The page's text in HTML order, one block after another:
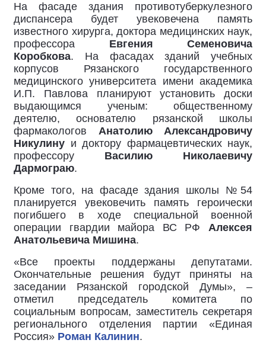
На фасаде здания противотуберкулезного
диспансера будет увековечена память
известного хирурга, доктора медицинских наук,
профессора Евгения Семеновича
Коробкова. На фасадах зданий учебных
корпусов Рязанского государственного
медицинского университета имени академика
И.П. Павлова планируют установить доски
выдающимся ученым: общественному
деятелю, основателю рязанской школы
фармакологов Анатолию Александровичу
Никулину и доктору фармацевтических наук,
профессору Василию Николаевичу
Дармограю.
Кроме того, на фасаде здания школы №54
планируется увековечить память героически
погибшего в ходе специальной военной
операции гвардии майора ВС РФ Алексея
Анатольевича Мишина.
«Все проекты поддержаны депутатами.
Окончательные решения будут приняты на
заседании Рязанской городской Думы», –
отметил председатель комитета по
социальным вопросам, заместитель секретаря
регионального отделения партии «Единая
Россия» Роман Калинин.